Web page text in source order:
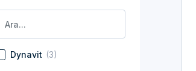
Dynavit (3)